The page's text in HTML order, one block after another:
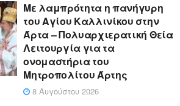
Με λαμπρότητα η πανήγυρη
του Αγίου Καλλινίκου στην
Άρτα – Πολυαρχιερατική Θεία
Λειτουργία για τα
ονομαστήρια του
Μητροπολίτου Άρτης
8 Αυγούστου 2026